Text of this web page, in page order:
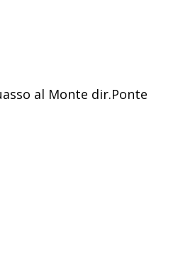
al Monte dir.Ponte